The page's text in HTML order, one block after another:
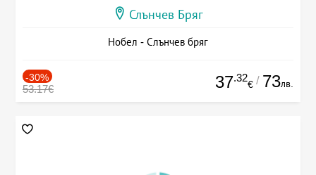
Слънчев Бряг
Нобел - Слънчев бряг
-30%
53.17€ 37.32
€ / 73лв.